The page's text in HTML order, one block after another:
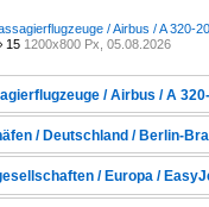
/ Airbus / A 320-
15 1200x800 Px, 05.08.2026
/ Airbus / A
/ Deutschland / Berlin-
/ Europa /